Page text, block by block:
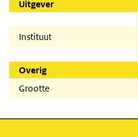
Uitgever
Instituut
Overig
Grootte